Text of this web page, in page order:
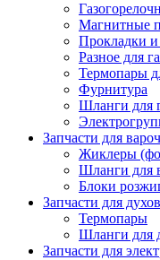
Магнитные
Прокладки и
Разное для
Термопары
Фурнитура
Шланги для
Запчасти для
Жиклеры
Шланги для
Блоки
Запчасти для
Термопары
Шланги для
Запчасти для